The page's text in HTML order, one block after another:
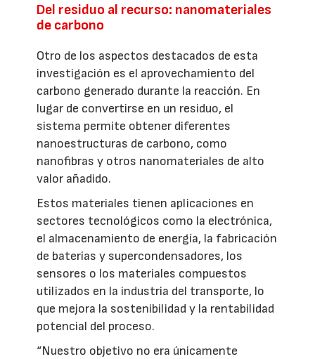
Del residuo al recurso: nanomateriales
de carbono
Otro de los aspectos destacados de esta
investigación es el aprovechamiento del
carbono generado durante la reacción. En
lugar de convertirse en un residuo, el
sistema permite obtener diferentes
nanoestructuras de carbono, como
nanofibras y otros nanomateriales de alto
valor añadido.
Estos materiales tienen aplicaciones en
sectores tecnológicos como la electrónica,
el almacenamiento de energía, la fabricación
de baterías y supercondensadores, los
sensores o los materiales compuestos
utilizados en la industria del transporte, lo
que mejora la sostenibilidad y la rentabilidad
potencial del proceso.
“Nuestro objetivo no era únicamente